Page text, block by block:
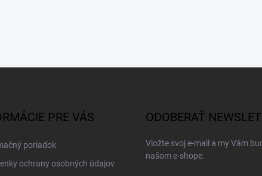
PRE VÁS
poriadok
ochrany osobných údajov
ODOBERAŤ
Vložte svoj e-mail a my Vám
našom e-shope.